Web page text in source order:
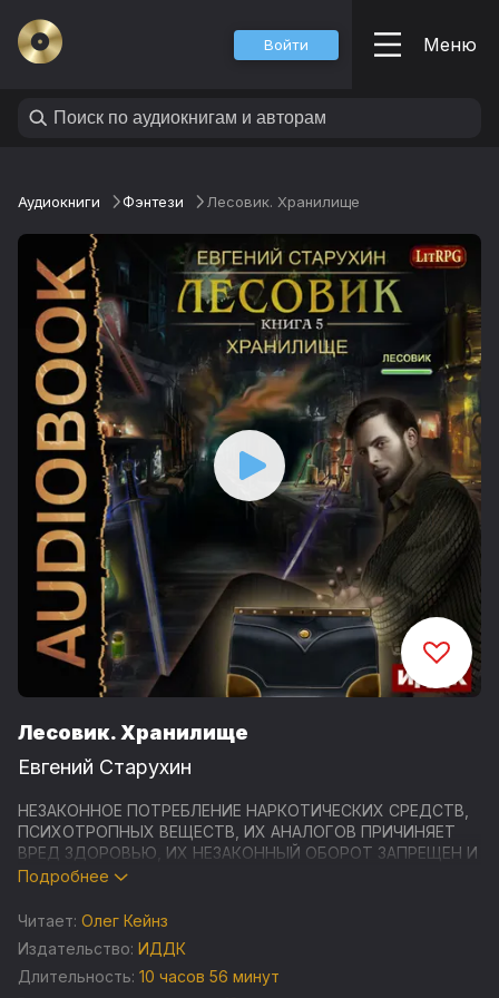
Войти Меню
Аудиокниги Фэнтези Лесовик. Хранилище
Лесовик. Хранилище
Евгений Старухин
НЕЗАКОННОЕ ПОТРЕБЛЕНИЕ НАРКОТИЧЕСКИХ СРЕДСТВ,
ПСИХОТРОПНЫХ ВЕЩЕСТВ, ИХ АНАЛОГОВ ПРИЧИНЯЕТ
ВРЕД ЗДОРОВЬЮ, ИХ НЕЗАКОННЫЙ ОБОРОТ ЗАПРЕЩЕН И
ВЛЕЧЕТ УСТАНОВЛЕННУЮ ЗАКОНОДАТЕЛЬСТВОМ
"Хранилище" - фантастический роман Евгения Старухина,
пятая книга цикла "Лесовик", жанр боевое фэнтези, LitRPG.
Подробнее
Читает: Олег Кейнз
Издательство: ИДДК
Длительность: 10 часов 56 минут